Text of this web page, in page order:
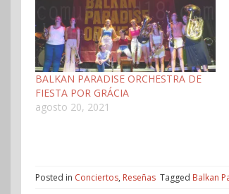
BALKAN PARADISE ORCHESTRA DE
FIESTA POR GRÁCIA
agosto 20, 2021
Posted in Conciertos, Reseñas Tagged Balkan